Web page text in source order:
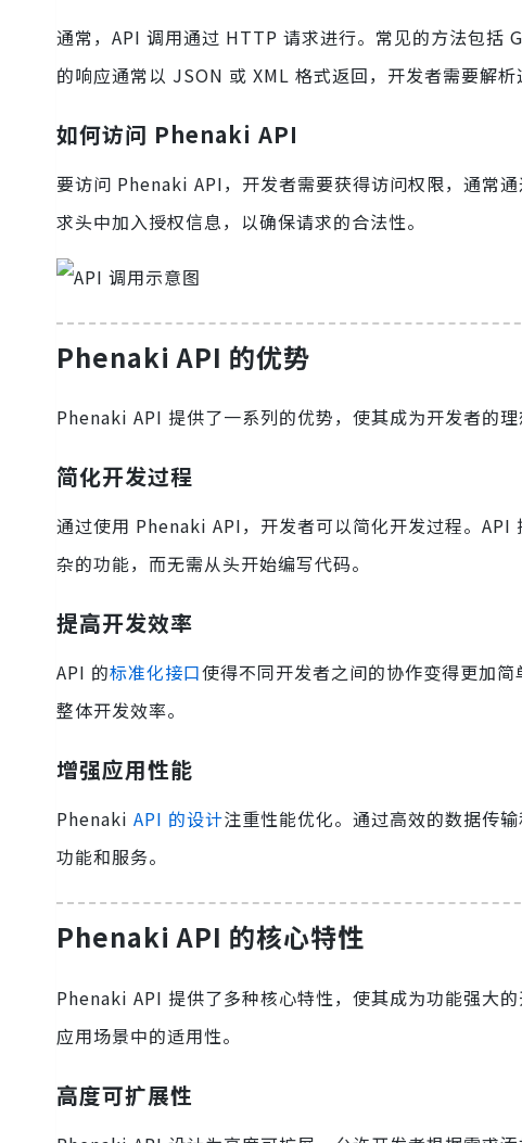
通常，API 调用通过 HTTP 请求进行。常见的方法包括
的响应通常以 JSON 或 XML 格式返回，开发者需要解析
如何访问 Phenaki API
要访问 Phenaki API，开发者需要获得访问权限，通常
求头中加入授权信息，以确保请求的合法性。
Phenaki API 的优势
Phenaki API 提供了一系列的优势，使其成为开发者的
简化开发过程
通过使用 Phenaki API，开发者可以简化开发过程。
杂的功能，而无需从头开始编写代码。
提高开发效率
API 的标准化接口使得不同开发者之间的协作变得更加
整体开发效率。
增强应用性能
Phenaki API 的设计注重性能优化。通过高效的数据传
功能和服务。
Phenaki API 的核心特性
Phenaki API 提供了多种核心特性，使其成为功能强大
应用场景中的适用性。
高度可扩展性